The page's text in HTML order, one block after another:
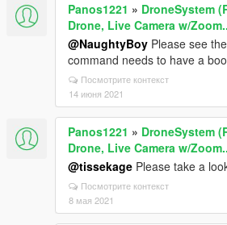
Panos1221 » DroneSystem
Drone, Live Camera w/
@NaughtyBoy Please see
command needs to have a
Посмотрите контекст
14 июня 2021
Panos1221 » DroneSystem
Drone, Live Camera w/
@tissekage Please take a
Посмотрите контекст
8 мая 2021